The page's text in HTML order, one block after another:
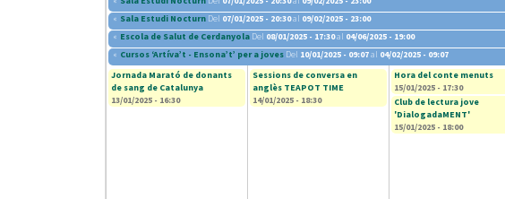
« Sala Estudi Nocturn Del 07/01/2025 - 20:30al 09/02/2025 - 23:00
« Escola de Salut de Cerdanyola Del 08/01/2025 - 17:30al 04/06/2025 - 19:00
« Cursos ‘Artíva’t - Ensona’t’ per a joves Del 10/01/2025 - 09:07al 04/02/2025 - 09:07
Jornada Marató de donants
de sang de Catalunya
13/01/2025 - 16:30
Sessions de conversa en
anglès TEAPOT TIME
14/01/2025 - 18:30
Hora del conte menuts
15/01/2025 - 17:30
Club de lectura jove
'DialogadaMENT'
15/01/2025 - 18:00